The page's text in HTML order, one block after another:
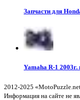
Запчасти для
Yamaha R-1 2003г.
2012-2025
Информация на сайте не